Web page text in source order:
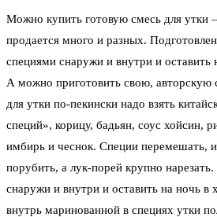
Можно купить готовую смесь для утки
продается много и разных.
специями снаружи и внутри и оставить
А можно приготовить свою, авторскую
для утки по-пекински надо взять
специй», корицу, бадьян, соус хойсин,
имбирь и чеснок. Специи перемешать,
порубить, а лук-порей крупно
снаружи и внутри и оставить на ночь в
внутрь маринованной в специях утки